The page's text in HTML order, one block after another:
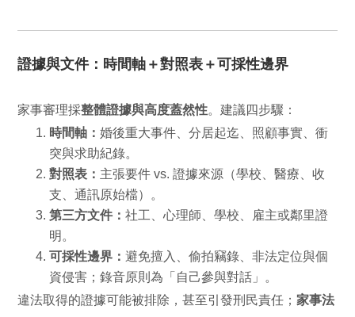
證據與文件：時間軸＋對照表＋可採性邊界
家事審理採整體證據與高度蓋然性。建議四步驟：
時間軸：婚後重大事件、分居起迄、照顧事實、衝
突與求助紀錄。
對照表： 主張要件 vs. 證據來源（學校、醫療、收
支、通訊原始檔）。
第三方文件：社工、心理師、學校、雇主或鄰里證
明。
可採性邊界：避免擅入、偷拍竊錄、非法定位與個
資侵害；錄音原則為「自己參與對話」。
違法取得的證據可能被排除，甚至引發刑民責任； 家事法